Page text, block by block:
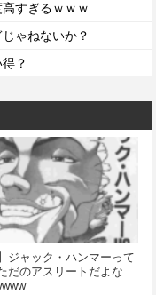
すぎるｗｗｗ
ゃねないか？
？
ジャック・ハンマーって
だのアスリートだよな